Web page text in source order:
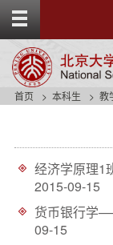
g
t
首页 本科生 教
经济学原理
2015-09-15
货币银行学
09-15